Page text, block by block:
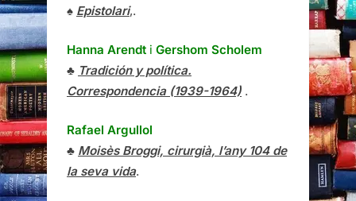
♠ Epistolari,.
Hanna Arendt i Gershom Scholem
♣ Tradición y política.
Correspondencia (1939-1964) .
Rafael Argullol
♣ Moisès Broggi, cirurgià, l’any 104 de
la seva vida.